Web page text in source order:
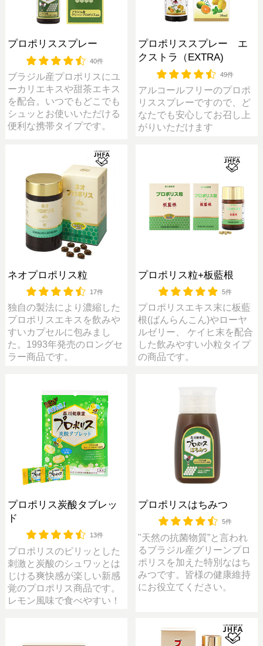
プロポリススプレー
40件
ブラジル産プロポリスにユ
ーカリエキスや甜茶エキス
を配合。いつでもどこでも
シュッとお使いいただける
便利な携帯タイプです。
プロポリススプレー エ
クストラ（EXTRA)
49件
アルコールフリーのプロポ
リススプレーですので、ど
なたでも安心してお召し上
がりいただけます
ネオプロポリス粒
17件
独自の製法により濃縮した
プロポリスエキスを飲みや
すいカプセルに包みまし
た。1993年発売のロングセ
ラー商品です。
プロポリス粒+板藍根
5件
プロポリスエキス末に板藍
根(ばんらんこん)やローヤ
ルゼリー、 ケイヒ末を配合
した飲みやすい小粒タイプ
の商品です。
プロポリス炭酸タブレッ
ド
13件
プロポリスのピリッとした
刺激と炭酸のシュワッとは
じける爽快感が楽しい新感
覚のプロポリス商品です。
レモン風味で食べやすい！
プロポリスはちみつ
5件
"天然の抗菌物質”と言われ
るブラジル産グリーンプロ
ポリスを加えた特別なはち
みつです。皆様の健康維持
にお役立てください。